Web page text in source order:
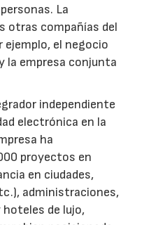
La
otras compañías del
ejemplo, el negocio
la empresa conjunta
independiente
electrónica en la
ha
proyectos en
en ciudades,
administraciones,
de lujo,